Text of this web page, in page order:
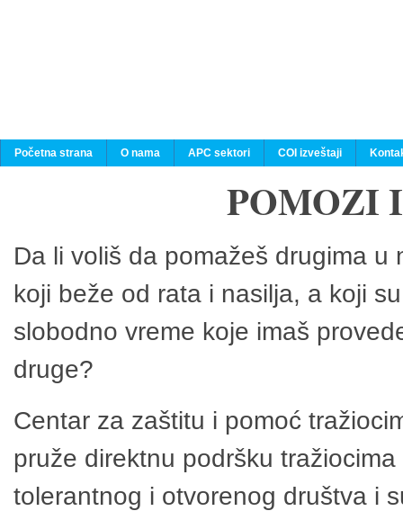
Početna strana O nama APC sektori COI izveštaji
POMOZI
Da li voliš da pomažeš drugima
koji beže od rata i nasilja, a koji
slobodno vreme koje imaš
druge?
Centar za zaštitu i pomoć
pruže direktnu podršku
tolerantnog i otvorenog društva i